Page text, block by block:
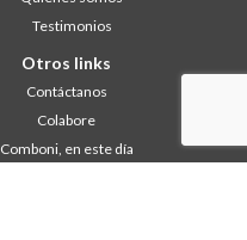
Testimonios
Otros links
Contáctanos
Colabore
Comboni, en este día